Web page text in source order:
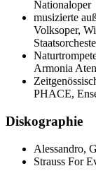
Nationaloper
musizierte
Volksoper,
Armonia
PHACE,
Diskographie
Alessandro,
Strauss For